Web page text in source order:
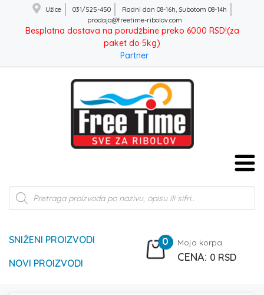
Užice 031/525-450
Radni dan 08-16h, Subotom 08-14h
prodaja@freetime-ribolov.com
Besplatna dostava na porudžbine preko 6000 RSD!(za
paket do 5kg)
Partner
Products
search
SNIŽENI PROIZVODI
NOVI PROIZVODI
0 Moja korpa
0 RSD